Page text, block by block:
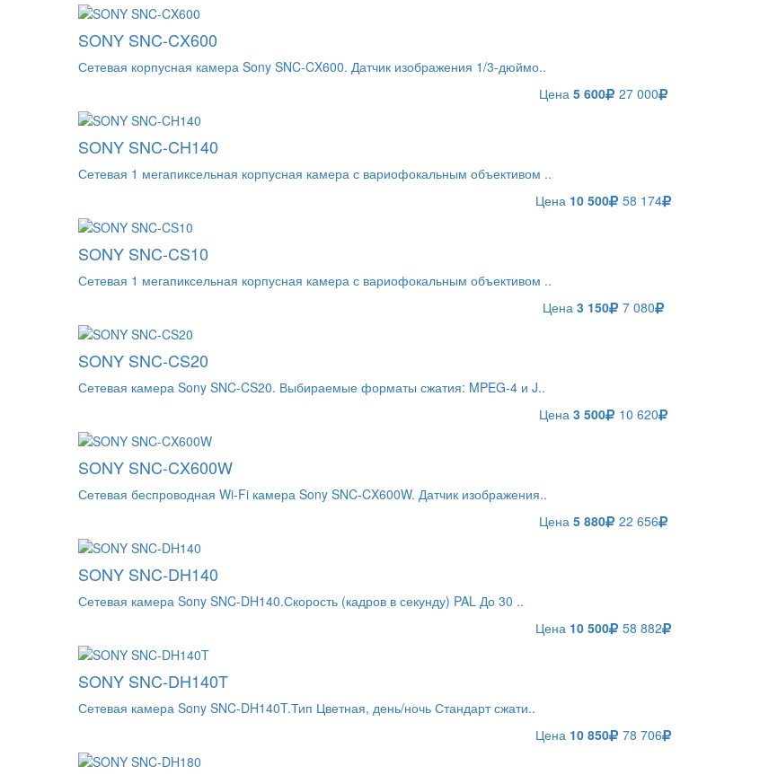
SONY SNC-CX600
Сетевая корпусная камера Sony SNC-CX600. Датчик изображения 1/3-дюймо..
Цена 5 600 27 000
SONY SNC-CH140
Сетевая 1 мегапиксельная корпусная камера с вариофокальным объективом ..
Цена 10 500 58 174
SONY SNC-CS10
Сетевая 1 мегапиксельная корпусная камера с вариофокальным объективом ..
Цена 3 150 7 080
SONY SNC-CS20
Сетевая камера Sony SNC-CS20. Выбираемые форматы сжатия: MPEG-4 и J..
Цена 3 500 10 620
SONY SNC-CX600W
Сетевая беспроводная Wi-Fi камера Sony SNC-CX600W. Датчик изображения..
Цена 5 880 22 656
SONY SNC-DH140
Сетевая камера Sony SNC-DH140.Скорость (кадров в секунду) PAL До 30 ..
Цена 10 500 58 882
SONY SNC-DH140T
Сетевая камера Sony SNC-DH140T.Тип Цветная, день/ночь Стандарт сжати..
Цена 10 850 78 706